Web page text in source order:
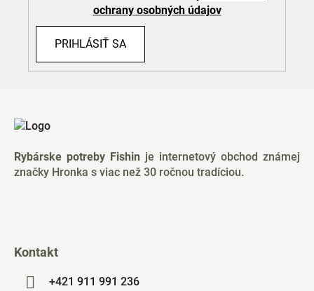
ochrany osobných údajov
PRIHLÁSIŤ SA
Rybárske potreby Fishin je internetový obchod známej
značky Hronka s viac než 30 ročnou tradíciou.
Kontakt
+421 911 991 236